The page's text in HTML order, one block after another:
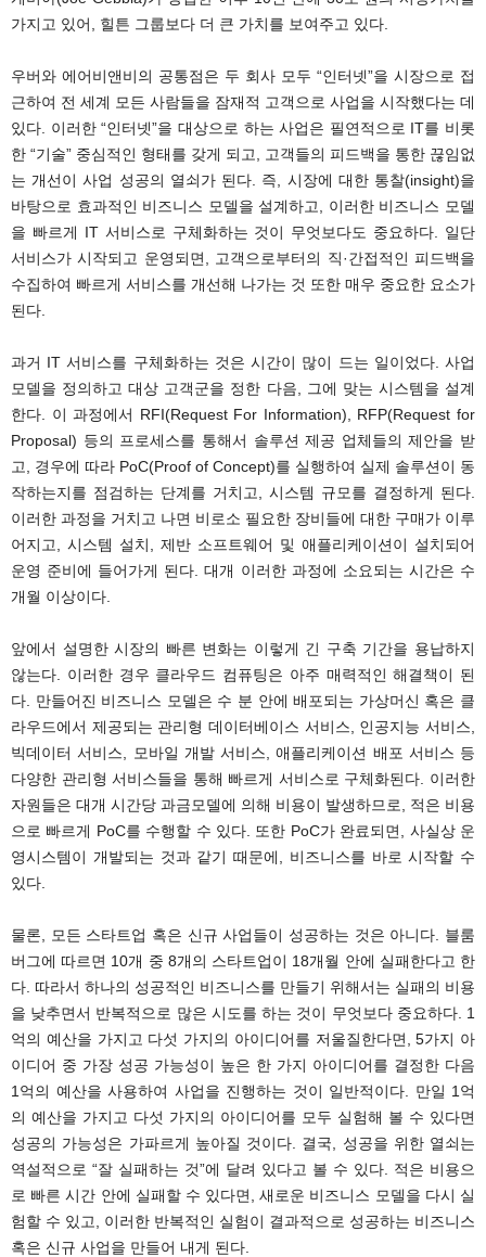
가지고 있어, 힐튼 그룹보다 더 큰 가치를 보여주고 있다.
우버와 에어비앤비의 공통점은 두 회사 모두 “인터넷”을 시장으로 접
근하여 전 세계 모든 사람들을 잠재적 고객으로 사업을 시작했다는 데
있다. 이러한 “인터넷”을 대상으로 하는 사업은 필연적으로 IT를 비롯
한 “기술” 중심적인 형태를 갖게 되고, 고객들의 피드백을 통한 끊임없
는 개선이 사업 성공의 열쇠가 된다. 즉, 시장에 대한 통찰(insight)을
바탕으로 효과적인 비즈니스 모델을 설계하고, 이러한 비즈니스 모델
을 빠르게 IT 서비스로 구체화하는 것이 무엇보다도 중요하다. 일단
서비스가 시작되고 운영되면, 고객으로부터의 직·간접적인 피드백을
수집하여 빠르게 서비스를 개선해 나가는 것 또한 매우 중요한 요소가
된다.
과거 IT 서비스를 구체화하는 것은 시간이 많이 드는 일이었다. 사업
모델을 정의하고 대상 고객군을 정한 다음, 그에 맞는 시스템을 설계
한다. 이 과정에서 RFI(Request For Information), RFP(Request for
Proposal) 등의 프로세스를 통해서 솔루션 제공 업체들의 제안을 받
고, 경우에 따라 PoC(Proof of Concept)를 실행하여 실제 솔루션이 동
작하는지를 점검하는 단계를 거치고, 시스템 규모를 결정하게 된다.
이러한 과정을 거치고 나면 비로소 필요한 장비들에 대한 구매가 이루
어지고, 시스템 설치, 제반 소프트웨어 및 애플리케이션이 설치되어
운영 준비에 들어가게 된다. 대개 이러한 과정에 소요되는 시간은 수
개월 이상이다.
앞에서 설명한 시장의 빠른 변화는 이렇게 긴 구축 기간을 용납하지
않는다. 이러한 경우 클라우드 컴퓨팅은 아주 매력적인 해결책이 된
다. 만들어진 비즈니스 모델은 수 분 안에 배포되는 가상머신 혹은 클
라우드에서 제공되는 관리형 데이터베이스 서비스, 인공지능 서비스,
빅데이터 서비스, 모바일 개발 서비스, 애플리케이션 배포 서비스 등
다양한 관리형 서비스들을 통해 빠르게 서비스로 구체화된다. 이러한
자원들은 대개 시간당 과금모델에 의해 비용이 발생하므로, 적은 비용
으로 빠르게 PoC를 수행할 수 있다. 또한 PoC가 완료되면, 사실상 운
영시스템이 개발되는 것과 같기 때문에, 비즈니스를 바로 시작할 수
있다.
물론, 모든 스타트업 혹은 신규 사업들이 성공하는 것은 아니다. 블룸
버그에 따르면 10개 중 8개의 스타트업이 18개월 안에 실패한다고 한
다. 따라서 하나의 성공적인 비즈니스를 만들기 위해서는 실패의 비용
을 낮추면서 반복적으로 많은 시도를 하는 것이 무엇보다 중요하다. 1
억의 예산을 가지고 다섯 가지의 아이디어를 저울질한다면, 5가지 아
이디어 중 가장 성공 가능성이 높은 한 가지 아이디어를 결정한 다음
1억의 예산을 사용하여 사업을 진행하는 것이 일반적이다. 만일 1억
의 예산을 가지고 다섯 가지의 아이디어를 모두 실험해 볼 수 있다면
성공의 가능성은 가파르게 높아질 것이다. 결국, 성공을 위한 열쇠는
역설적으로 “잘 실패하는 것”에 달려 있다고 볼 수 있다. 적은 비용으
로 빠른 시간 안에 실패할 수 있다면, 새로운 비즈니스 모델을 다시 실
험할 수 있고, 이러한 반복적인 실험이 결과적으로 성공하는 비즈니스
혹은 신규 사업을 만들어 내게 된다.